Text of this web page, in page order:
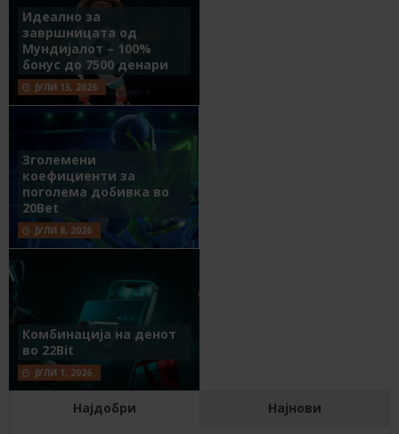
Идеално за
завршницата од
Мундијалот – 100%
бонус до 7500 денари
ЈУЛИ 15, 2026
Зголемени
коефициенти за
поголема добивка во
20Bet
ЈУЛИ 8, 2026
Комбинација на денот
во 22Bit
ЈУЛИ 1, 2026
Најдобри Најнови